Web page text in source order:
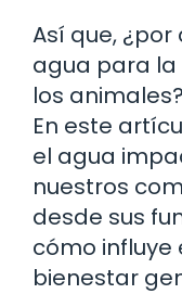
Así que,
agua para la
los
En este
el agua
nuestros
desde sus
cómo
bienestar